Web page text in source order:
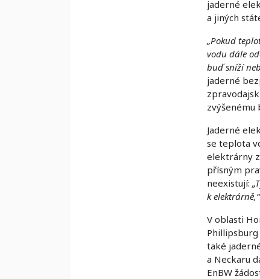
jaderné
a jiných
„Pokud
vodu dále
buď sníží
jaderné
zvýšenému
Jaderné
se teplota
elektrárny
přísným
neexistují:
k elektrárně,“
V oblasti
také
a Neckaru
EnBW